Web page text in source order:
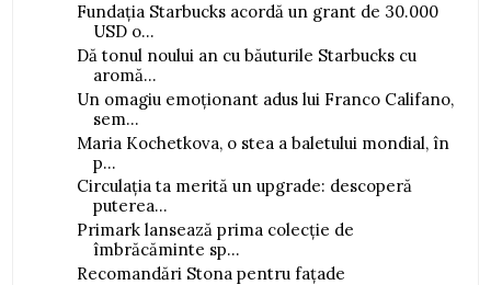
Fundația Starbucks acordă un grant de 30.000
USD o...
Dă tonul noului an cu băuturile Starbucks cu
aromă...
Un omagiu emoționant adus lui Franco Califano,
sem...
Maria Kochetkova, o stea a baletului mondial, în
p...
Circulația ta merită un upgrade: descoperă
puterea...
Primark lansează prima colecție de
îmbrăcăminte sp...
Recomandări Stona pentru fațade